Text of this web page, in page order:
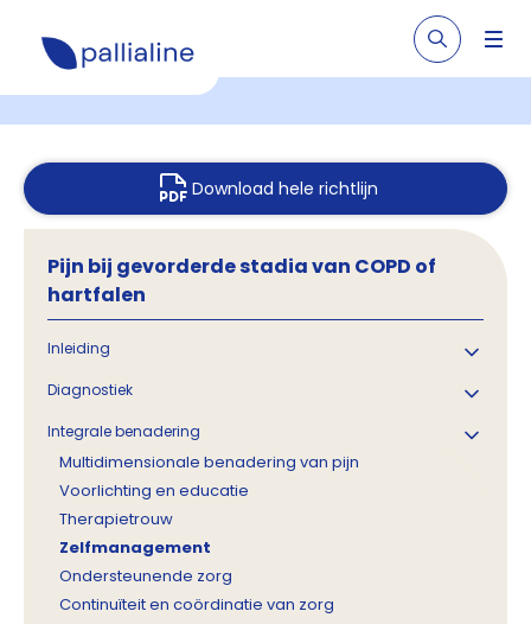
Download hele richtlijn
Pijn bij gevorderde stadia van COPD of
hartfalen
Inleiding
Diagnostiek
Integrale benadering
Multidimensionale benadering van pijn
Voorlichting en educatie
Therapietrouw
Zelfmanagement
Ondersteunende zorg
Continuïteit en coördinatie van zorg